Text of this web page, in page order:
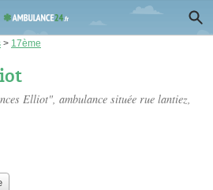
> 17ème
Elliot", ambulance située rue lantiez,